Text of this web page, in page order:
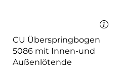
CU Überspringbogen
5086 mit Innen-und
Außenlötende